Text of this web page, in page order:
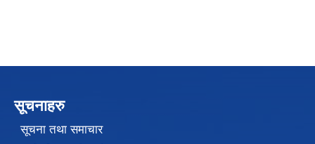
सूचनाहरु
सूचना तथा समाचार